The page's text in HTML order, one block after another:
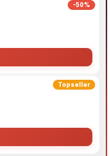
-50%
Topseller